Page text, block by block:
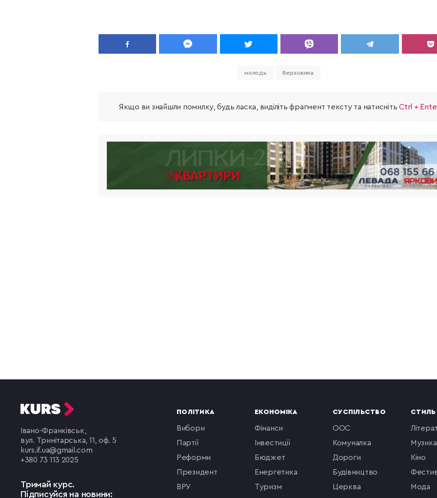
молодь Верховина
Якщо ви знайшли помилку, будь ласка, виділіть фрагмент тексту та натиснітьCtrl +
Івано-Франківськ,
вул. Тринітарська, 11, оф. 5
kurs.if.ua@gmail.com
+380 73 113 2025
Тримай курс.
Підписуйся на новини:
ПОЛІТИКА
вибори
партії
реформи
президент
ВРУ
ЕКОНОМІКА
фінанси
інвестиції
бюджет
енергетика
туризм
СУСПІЛЬСТВО
ООС
комуналка
Дороги
будівництво
церква
музика
кіно
мода